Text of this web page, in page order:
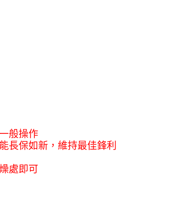
般操作
長保如新，維持最佳鋒利
處即可